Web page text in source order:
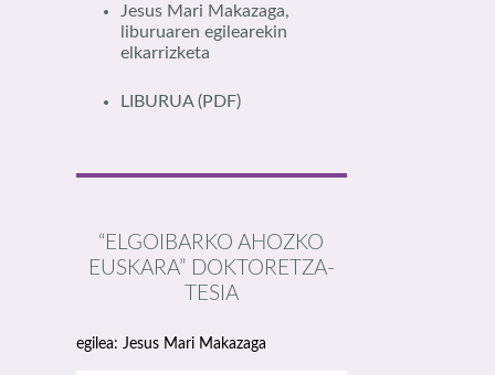
Jesus Mari Makazaga,
liburuaren egilearekin
elkarrizketa
LIBURUA(PDF)
“ELGOIBARKO AHOZKO
EUSKARA” DOKTORETZA-
TESIA
egilea: Jesus Mari Makazaga